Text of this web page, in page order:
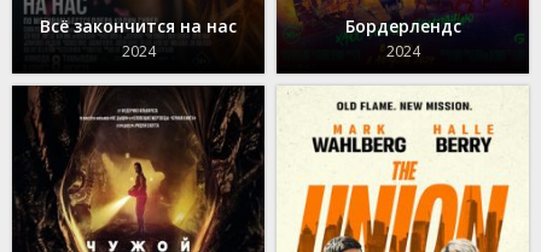
Всё закончится на нас
2024
Бордерлендс
2024